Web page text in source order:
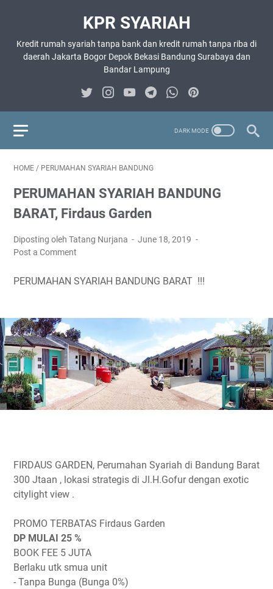
KPR SYARIAH
Kredit rumah syariah tanpa bank dan kredit rumah tanpa riba di
daerah Jakarta Bogor Depok Bekasi Bandung Surabaya dan
Bandar Lampung
HOME / PERUMAHAN SYARIAH BANDUNG
PERUMAHAN SYARIAH BANDUNG
BARAT, Firdaus Garden
Diposting oleh Tatang Nurjana
June 18, 2019
Post a Comment
PERUMAHAN SYARIAH BANDUNG BARAT !!!
FIRDAUS GARDEN, Perumahan Syariah di Bandung Barat
300 Jtaan , lokasi strategis di Jl.H.Gofur dengan exotic
citylight view .
PROMO TERBATAS Firdaus Garden
DP MULAI 25 %
BOOK FEE 5 JUTA
Berlaku utk smua unit
- Tanpa Bunga (Bunga 0%)